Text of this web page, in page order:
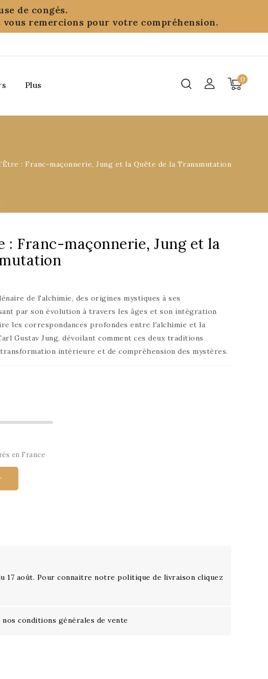
de congés.
remercions pour votre compréhension.
0
Plus
: Franc-maçonnerie, Jung et la Quête de la Transmutation
: Franc-maçonnerie, Jung et la
de l'alchimie, des origines mystiques à ses
par son évolution à travers les âges et son intégration
les correspondances profondes entre l'alchimie et la
Gustav Jung, dévoilant comment ces deux traditions
intérieure et de compréhension des mystères.
en France
17 août. Pour connaitre notre politique de livraison cliquez
nos conditions générales de vente